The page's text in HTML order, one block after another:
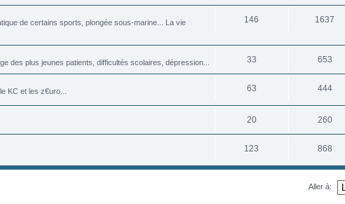
de certains sports, plongée sous-marine... La vie
146 1637
des plus jeunes patients, difficultés scolaires, dépression... 33 653
KC et les z€uro...
63 444
20 260
123 868
Aller à: